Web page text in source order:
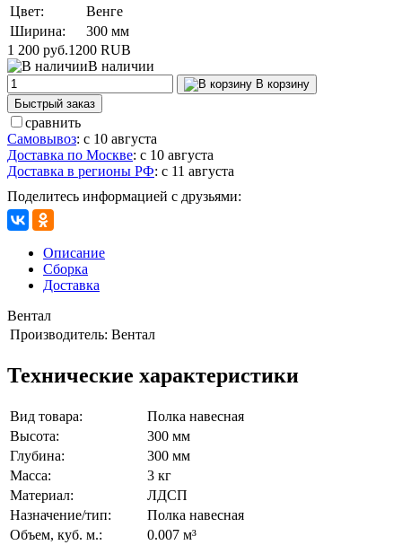
Цвет:
Венге
Ширина:
300 мм
1 200 руб.1200 RUB
В наличии
В корзину
Быстрый заказ
сравнить
Самовывоз: с 10 августа
Доставка по Москве: с 10 августа
Доставка в регионы РФ: с 11 августа
Поделитесь информацией с друзьями:
Описание
Сборка
Доставка
Вентал
Производитель: Вентал
Технические характеристики
Вид товара:
Полка навесная
Высота:
300 мм
Глубина:
300 мм
Масса:
3 кг
Материал:
ЛДСП
Назначение/тип:
Полка навесная
Объем, куб. м.:
0.007 м³